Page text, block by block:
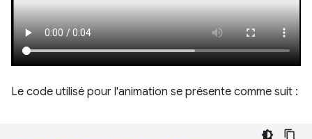
Le code utilisé pour l'animation se présente comme suit :